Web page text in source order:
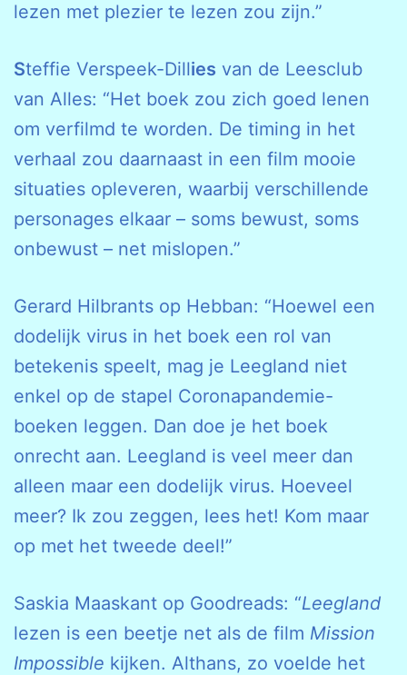
lezen met plezier te lezen zou zijn.”
Steffie Verspeek-Dillies van de Leesclub
van Alles: “Het boek zou zich goed lenen
om verfilmd te worden. De timing in het
verhaal zou daarnaast in een film mooie
situaties opleveren, waarbij verschillende
personages elkaar – soms bewust, soms
onbewust – net mislopen.”
Gerard Hilbrants op Hebban: “Hoewel een
dodelijk virus in het boek een rol van
betekenis speelt, mag je Leegland niet
enkel op de stapel Coronapandemie-
boeken leggen. Dan doe je het boek
onrecht aan. Leegland is veel meer dan
alleen maar een dodelijk virus. Hoeveel
meer? Ik zou zeggen, lees het! Kom maar
op met het tweede deel!”
Saskia Maaskant op Goodreads: “Leegland
lezen is een beetje net als de film Mission
Impossible kijken. Althans, zo voelde het